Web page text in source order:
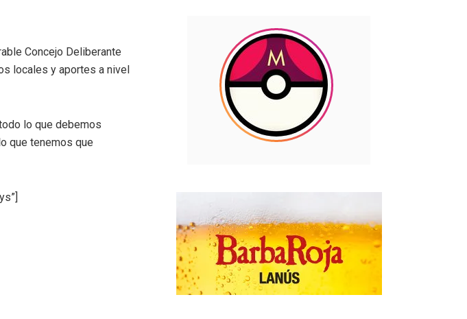
Concejo Deliberante
locales y aportes a nivel
lo que debemos
que tenemos que